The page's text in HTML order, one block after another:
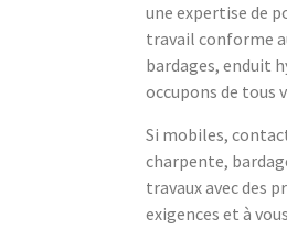
une expertise de
travail conforme
bardages, enduit
occupons de tous
Si mobiles,
charpente,
travaux avec des
exigences et à